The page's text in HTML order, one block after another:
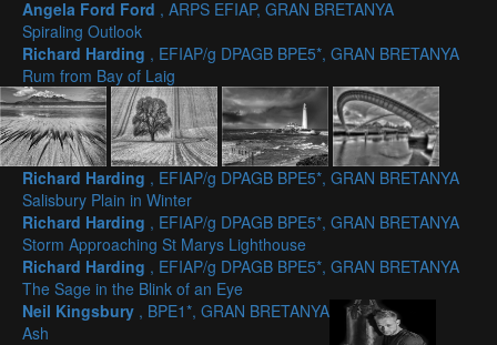
Angela Ford Ford , ARPS EFIAP, GRAN BRETANYA
Spiraling Outlook
Richard Harding , EFIAP/g DPAGB BPE5*, GRAN BRETANYA
Rum from Bay of Laig
Richard Harding , EFIAP/g DPAGB BPE5*, GRAN BRETANYA
Salisbury Plain in Winter
Richard Harding , EFIAP/g DPAGB BPE5*, GRAN BRETANYA
Storm Approaching St Marys Lighthouse
Richard Harding , EFIAP/g DPAGB BPE5*, GRAN BRETANYA
The Sage in the Blink of an Eye
Neil Kingsbury , BPE1*, GRAN BRETANYA
Ash